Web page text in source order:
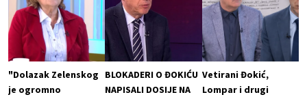
"Dolazak Zelenskog
je ogromno
BLOKADERI O ĐOKIĆU
NAPISALI DOSIJE NA
Vetirani Đokić,
Lompar i drugi